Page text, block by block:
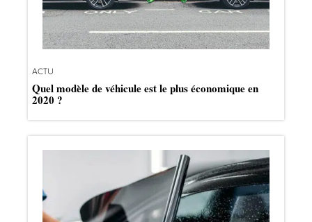
ACTU
Quel modèle de véhicule est le plus économique en
2020 ?